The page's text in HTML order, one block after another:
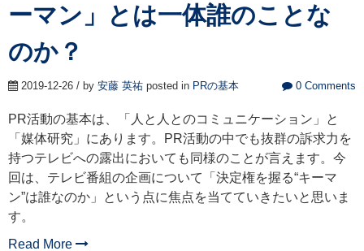
ーマン」とは一体誰のことな
のか？
2019-12-26 / by 安藤 英祐 posted in PRの基本 0 Comments
PR活動の基本は、「人と人とのコミュニケーション」と
「媒体研究」にあります。PR活動の中でも抜群の訴求力を
持つテレビへの露出においても同様のことが言えます。今
回は、テレビ番組の企画について「決定権を握る“キーマ
ン”は誰なのか」という点に焦点を当てていきたいと思いま
す。
Read More